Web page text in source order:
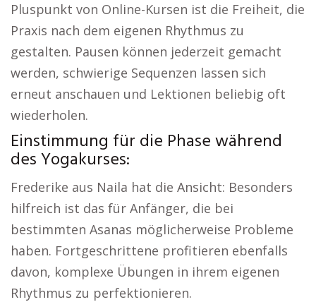
Pluspunkt von Online-Kursen ist die Freiheit, die
Praxis nach dem eigenen Rhythmus zu
gestalten. Pausen können jederzeit gemacht
werden, schwierige Sequenzen lassen sich
erneut anschauen und Lektionen beliebig oft
wiederholen.
Einstimmung für die Phase während
des Yogakurses:
Frederike aus Naila hat die Ansicht: Besonders
hilfreich ist das für Anfänger, die bei
bestimmten Asanas möglicherweise Probleme
haben. Fortgeschrittene profitieren ebenfalls
davon, komplexe Übungen in ihrem eigenen
Rhythmus zu perfektionieren.